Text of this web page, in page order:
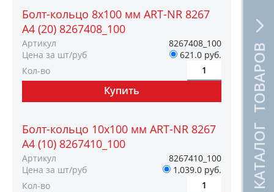
КАТАЛОГ ТОВАРОВ
Болт-кольцо 8х100 мм ART-NR 8267
A4 (20) 8267408_100
Артикул
8267408_100
Цена за шт/руб
621.0 руб.
Кол-во
Болт-кольцо 10х100 мм ART-NR 8267
A4 (10) 8267410_100
Артикул
8267410_100
Цена за шт/руб
1,039.0 руб.
Кол-во